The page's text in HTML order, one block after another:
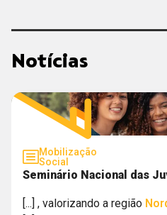
Notícias
Mobilização
Social
Seminário Nacional das
[...] , valorizando a região